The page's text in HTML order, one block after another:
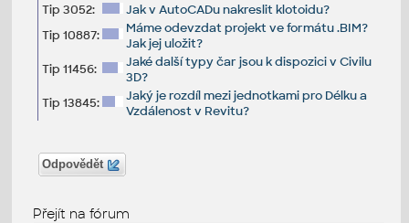
Tip 3052:
Jak v AutoCADu nakreslit klotoidu?
Tip 10887:
Máme odevzdat projekt ve formátu .BIM?
Jak jej uložit?
Tip 11456:
Jaké další typy čar jsou k dispozici v Civilu
3D?
Tip 13845:
Jaký je rozdíl mezi jednotkami pro Délku a
Vzdálenost v Revitu?
Odpovědět
Přejít na fórum